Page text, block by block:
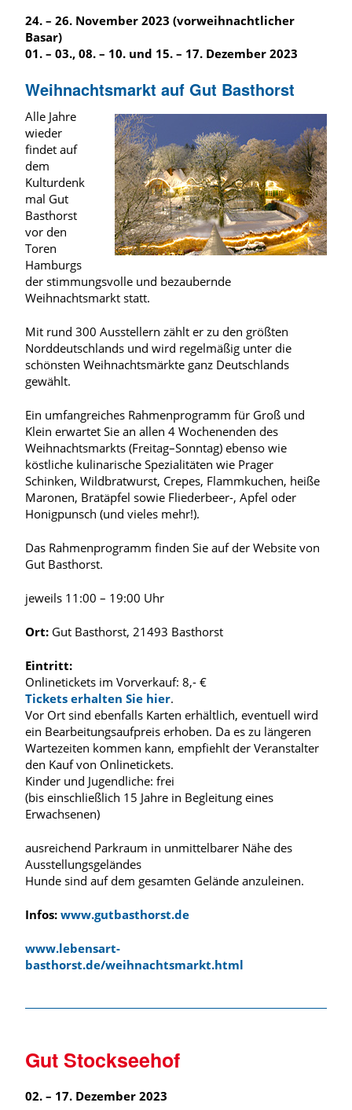
24. – 26. November 2023 (vorweihnachtlicher
Basar)
01. – 03., 08. – 10. und 15. – 17. Dezember 2023
Weihnachtsmarkt auf Gut Basthorst
Alle Jahre
wieder
findet auf
dem
Kulturdenk
mal Gut
Basthorst
vor den
Toren
Hamburgs
der stimmungsvolle und bezaubernde
Weihnachtsmarkt statt.
Mit rund 300 Ausstellern zählt er zu den größten
Norddeutschlands und wird regelmäßig unter die
schönsten Weihnachtsmärkte ganz Deutschlands
gewählt.
Ein umfangreiches Rahmenprogramm für Groß und
Klein erwartet Sie an allen 4 Wochenenden des
Weihnachtsmarkts (Freitag–Sonntag) ebenso wie
köstliche kulinarische Spezialitäten wie Prager
Schinken, Wildbratwurst, Crepes, Flammkuchen, heiße
Maronen, Bratäpfel sowie Fliederbeer-, Apfel oder
Honigpunsch (und vieles mehr!).
Das Rahmenprogramm finden Sie auf der Website von
Gut Basthorst.
jeweils 11:00 – 19:00 Uhr
Ort: Gut Basthorst, 21493 Basthorst
Eintritt:
Onlinetickets im Vorverkauf: 8,- €
Tickets erhalten Sie hier.
Vor Ort sind ebenfalls Karten erhältlich, eventuell wird
ein Bearbeitungsaufpreis erhoben. Da es zu längeren
Wartezeiten kommen kann, empfiehlt der Veranstalter
den Kauf von Onlinetickets.
Kinder und Jugendliche: frei
(bis einschließlich 15 Jahre in Begleitung eines
Erwachsenen)
ausreichend Parkraum in unmittelbarer Nähe des
Ausstellungsgeländes
Hunde sind auf dem gesamten Gelände anzuleinen.
Infos: www.gutbasthorst.de
www.lebensart-
basthorst.de/weihnachtsmarkt.html
Gut Stockseehof
02. – 17. Dezember 2023